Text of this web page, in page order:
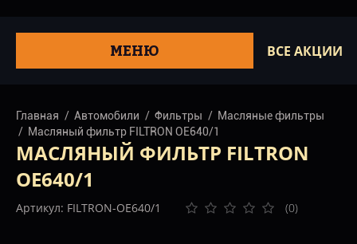
МЕНЮ ВСЕ АКЦИИ
Главная Автомобили Фильтры
Масляные фильтры
Масляный фильтр FILTRON OE640/1
МАСЛЯНЫЙ ФИЛЬТР FILTRON
OE640/1
Артикул: FILTRON-OE640/1 (0)